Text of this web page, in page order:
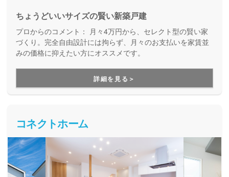
ちょうどいいサイズの賢い新築戸建
プロからのコメント： 月々4万円から、セレクト型の賢い家
づくり。完全自由設計には拘らず、月々のお支払いを家賃並
みの価格に抑えたい方にオススメです。
詳細を見る＞
コネクトホーム